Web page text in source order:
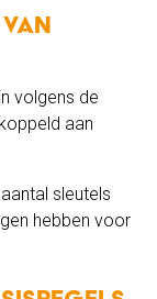
volgens de
aan
sleutels
hebben voor